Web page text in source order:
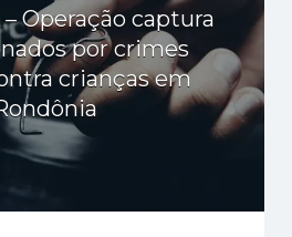
– Operação captura
por crimes
crianças em